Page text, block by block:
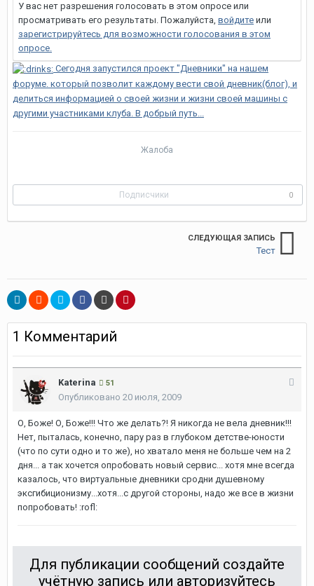
У вас нет разрешения голосовать в этом опросе или
просматривать его результаты. Пожалуйста, войдите или
зарегистрируйтесь для возможности голосования в этом
опросе.
Сегодня запустился проект "Дневники" на нашем
форуме. который позволит каждому вести свой дневник(блог), и
делиться информацией о своей жизни и жизни своей машины с
другими участниками клуба. В добрый путь...
Жалоба
Подписчики 0
СЛЕДУЮЩАЯ ЗАПИСЬ
Тест
1 Комментарий
Katerina 51
Опубликовано 20 июля, 2009
О, Боже! О, Боже!!! Что же делать?! Я никогда не вела дневник!!!
Нет, пыталась, конечно, пару раз в глубоком детстве-юности
(что по сути одно и то же), но хватало меня не больше чем на 2
дня... а так хочется опробовать новый сервис... хотя мне всегда
казалось, что виртуальные дневники сродни душевному
эксгибиционизму...хотя...с другой стороны, надо же все в жизни
попробовать! :rofl:
Для публикации сообщений создайте
учётную запись или авторизуйтесь